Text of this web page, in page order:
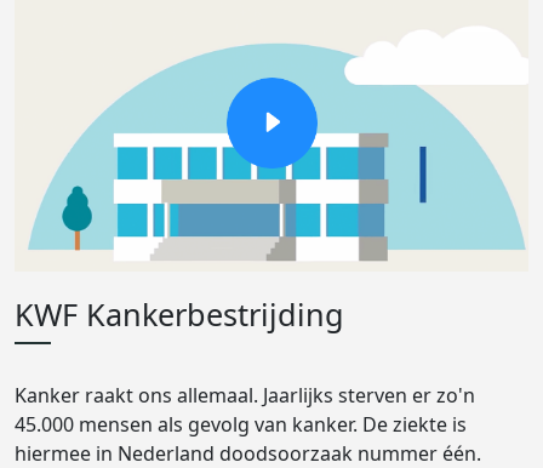
KWF Kankerbestrijding
Kanker raakt ons allemaal. Jaarlijks sterven er zo'n
45.000 mensen als gevolg van kanker. De ziekte is
hiermee in Nederland doodsoorzaak nummer één.